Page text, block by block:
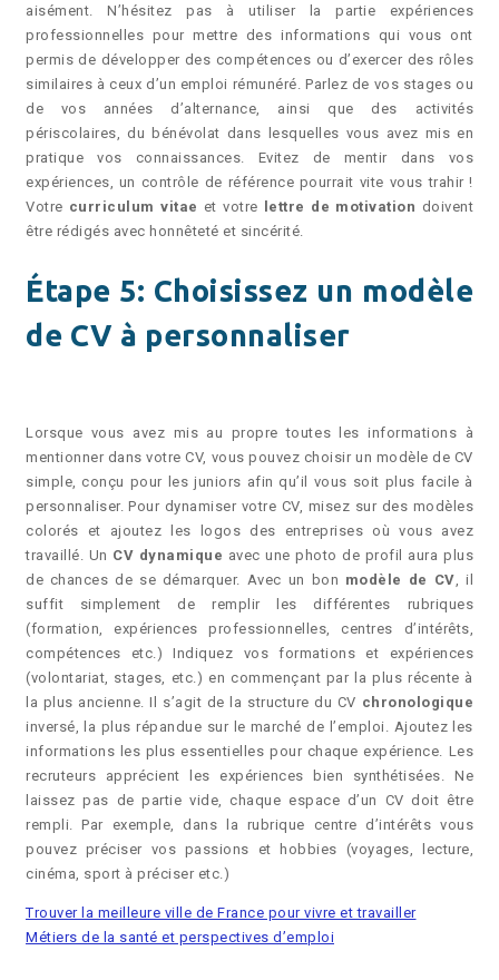
aisément. N’hésitez pas à utiliser la partie expériences
professionnelles pour mettre des informations qui vous ont
permis de développer des compétences ou d’exercer des rôles
similaires à ceux d’un emploi rémunéré. Parlez de vos stages ou
de vos années d’alternance, ainsi que des activités
périscolaires, du bénévolat dans lesquelles vous avez mis en
pratique vos connaissances. Evitez de mentir dans vos
expériences, un contrôle de référence pourrait vite vous trahir !
Votre curriculum vitae et votre lettre de motivation doivent
être rédigés avec honnêteté et sincérité.
Étape 5: Choisissez un modèle
de CV à personnaliser
Lorsque vous avez mis au propre toutes les informations à
mentionner dans votre CV, vous pouvez choisir un modèle de CV
simple, conçu pour les juniors afin qu’il vous soit plus facile à
personnaliser. Pour dynamiser votre CV, misez sur des modèles
colorés et ajoutez les logos des entreprises où vous avez
travaillé. Un CV dynamique avec une photo de profil aura plus
de chances de se démarquer. Avec un bon modèle de CV, il
suffit simplement de remplir les différentes rubriques
(formation, expériences professionnelles, centres d’intérêts,
compétences etc.) Indiquez vos formations et expériences
(volontariat, stages, etc.) en commençant par la plus récente à
la plus ancienne. Il s’agit de la structure du CV chronologique
inversé, la plus répandue sur le marché de l’emploi. Ajoutez les
informations les plus essentielles pour chaque expérience. Les
recruteurs apprécient les expériences bien synthétisées. Ne
laissez pas de partie vide, chaque espace d’un CV doit être
rempli. Par exemple, dans la rubrique centre d’intérêts vous
pouvez préciser vos passions et hobbies (voyages, lecture,
cinéma, sport à préciser etc.)
Trouver la meilleure ville de France pour vivre et travailler
Métiers de la santé et perspectives d’emploi